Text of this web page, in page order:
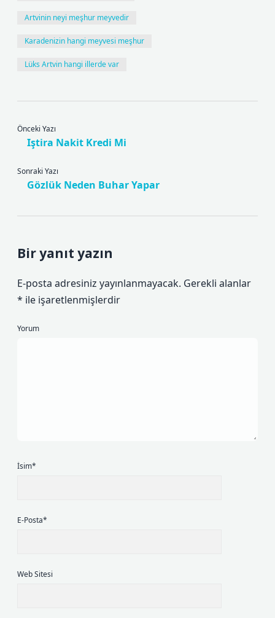
Artvinin neyi meşhur meyvedir
Karadenizin hangi meyvesi meşhur
Lüks Artvin hangi illerde var
Önceki Yazı
Iştira Nakit Kredi Mi
Sonraki Yazı
Gözlük Neden Buhar Yapar
Bir yanıt yazın
E-posta adresiniz yayınlanmayacak. Gerekli alanlar
* ile işaretlenmişlerdir
Yorum
İsim*
E-Posta*
Web Sitesi